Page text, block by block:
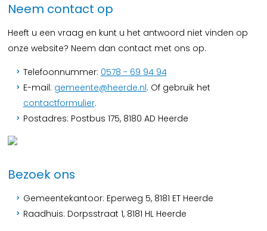
Neem contact op
Heeft u een vraag en kunt u het antwoord niet vinden op
onze website? Neem dan contact met ons op.
Telefoonnummer: 0578 - 69 94 94
E-mail: gemeente@heerde.nl. Of gebruik het
contactformulier.
Postadres: Postbus 175, 8180 AD Heerde
Bezoek ons
Gemeentekantoor: Eperweg 5, 8181 ET Heerde
Raadhuis: Dorpsstraat 1, 8181 HL Heerde